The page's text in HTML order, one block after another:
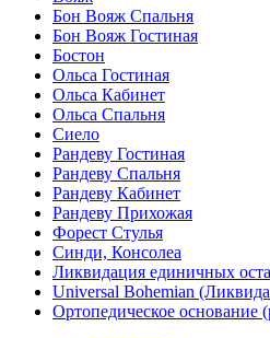
Бон Вояж Спальня
Бон Вояж Гостиная
Бостон
Ольса Гостиная
Ольса Кабинет
Ольса Спальня
Сиело
Рандеву Гостиная
Рандеву Спальня
Рандеву Кабинет
Рандеву Прихожая
Форест Стулья
Синди, Консолеа
Ликвидация единичных
Universal Bohemian
Ортопедическое основание